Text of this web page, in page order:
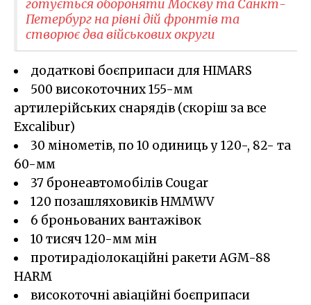
готується обороняти Москву та Санкт-
Петербург на рівні дій фронтів та
створює два військових округи
додаткові боєприпаси для HIMARS
500 високоточних 155-мм
артилерійських снарядів (скоріш за все
Excalibur)
30 мінометів, по 10 одиниць у 120-, 82- та
60-мм
37 бронеавтомобілів Cougar
120 позашляховиків HMMWV
6 броньованих вантажівок
10 тисяч 120-мм мін
протирадіолокаційні ракети AGM-88
HARM
високоточні авіаційні боєприпаси